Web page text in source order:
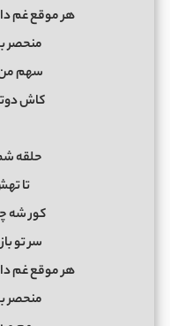
هر موقع غم
منحصر
سهم من
کاش
حلقه
تا
کور شه
سر تو
هر موقع غم
منحصر